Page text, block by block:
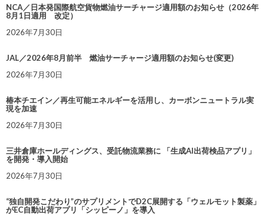
NCA／日本発国際航空貨物燃油サーチャージ適用額のお知らせ（2026年
8月1日適用 改定）
2026年7月30日
JAL／2026年8月前半 燃油サーチャージ適用額のお知らせ(変更)
2026年7月30日
椿本チエイン／再生可能エネルギーを活用し、カーボンニュートラル実
現を加速
2026年7月30日
三井倉庫ホールディングス、受託物流業務に 「生成AI出荷検品アプリ」
を開発・導入開始
2026年7月30日
“独自開発こだわり”のサプリメントでD2C展開する「ウェルモット製薬」
がEC自動出荷アプリ「シッピーノ」を導入